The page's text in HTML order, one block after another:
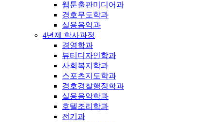
웹툰출판미디어과
경호무도학과
실용음악과
4년제 학사과정
경영학과
뷰티디자인학과
사회복지학과
스포츠지도학과
경호경찰행정학과
실용음악학과
호텔조리학과
전기과